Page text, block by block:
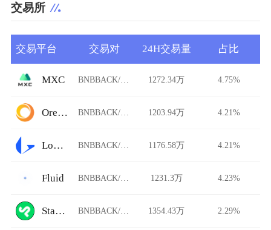
交易所
交易平台 交易对 24H交易量 占比
MXC BNBBACK/USDT 1272.34万 4.75%
Ore.Bz BNBBACK/USDT 1203.94万 4.21%
Loopring BNBBACK/USDT 1176.58万 4.21%
Fluid BNBBACK/USDT 1231.3万 4.23%
StarkDefi BNBBACK/USDT 1354.43万 2.29%